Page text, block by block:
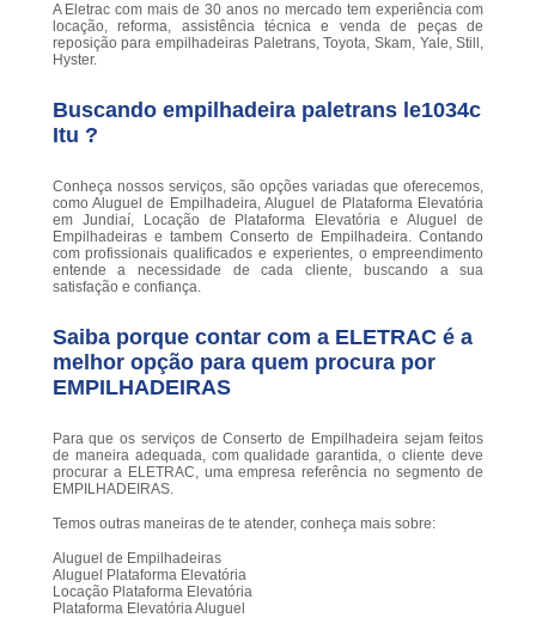
A Eletrac com mais de 30 anos no mercado tem experiência com
locação, reforma, assistência técnica e venda de peças de
reposição para empilhadeiras Paletrans, Toyota, Skam, Yale, Still,
Hyster.
Buscando empilhadeira paletrans le1034c
Itu ?
Conheça nossos serviços, são opções variadas que oferecemos,
como Aluguel de Empilhadeira, Aluguel de Plataforma Elevatória
em Jundiaí, Locação de Plataforma Elevatória e Aluguel de
Empilhadeiras e tambem Conserto de Empilhadeira. Contando
com profissionais qualificados e experientes, o empreendimento
entende a necessidade de cada cliente, buscando a sua
satisfação e confiança.
Saiba porque contar com a ELETRAC é a
melhor opção para quem procura por
EMPILHADEIRAS
Para que os serviços de Conserto de Empilhadeira sejam feitos
de maneira adequada, com qualidade garantida, o cliente deve
procurar a ELETRAC, uma empresa referência no segmento de
EMPILHADEIRAS.
Temos outras maneiras de te atender, conheça mais sobre:
Aluguel de Empilhadeiras
Aluguel Plataforma Elevatória
Locação Plataforma Elevatória
Plataforma Elevatória Aluguel